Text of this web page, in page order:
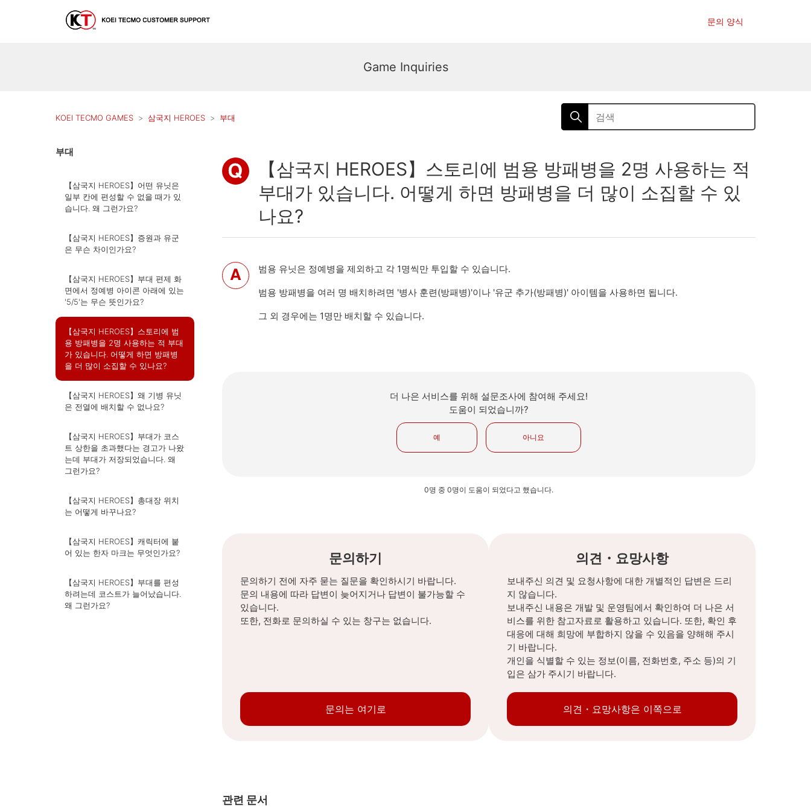
문의 양식
Game Inquiries
KOEI TECMO GAMES 삼국지 HEROES 부대
부대
【삼국지 HEROES】어떤 유닛은
일부 칸에 편성할 수 없을 때가 있
습니다. 왜 그런가요?
【삼국지 HEROES】증원과 유군
은 무슨 차이인가요?
【삼국지 HEROES】부대 편제 화
면에서 정예병 아이콘 아래에 있는
'5/5'는 무슨 뜻인가요?
【삼국지 HEROES】스토리에 범
용 방패병을 2명 사용하는 적 부대
가 있습니다. 어떻게 하면 방패병
을 더 많이 소집할 수 있나요?
【삼국지 HEROES】왜 기병 유닛
은 전열에 배치할 수 없나요?
【삼국지 HEROES】부대가 코스
트 상한을 초과했다는 경고가 나왔
는데 부대가 저장되었습니다. 왜
그런가요?
【삼국지 HEROES】총대장 위치
는 어떻게 바꾸나요?
【삼국지 HEROES】캐릭터에 붙
어 있는 한자 마크는 무엇인가요?
【삼국지 HEROES】부대를 편성
하려는데 코스트가 늘어났습니다.
왜 그런가요?
【삼국지 HEROES】스토리에 범용 방패병을 2명 사용하는 적
부대가 있습니다. 어떻게 하면 방패병을 더 많이 소집할 수 있
나요?
범용 유닛은 정예병을 제외하고 각 1명씩만 투입할 수 있습니다.
범용 방패병을 여러 명 배치하려면 '병사 훈련(방패병)'이나 '유군 추가(방패병)' 아이템을 사용하면 됩니다.
그 외 경우에는 1명만 배치할 수 있습니다.
더 나은 서비스를 위해 설문조사에 참여해 주세요!
도움이 되었습니까?
예 아니요
0명 중 0명이 도움이 되었다고 했습니다.
문의하기
문의하기 전에 자주 묻는 질문을 확인하시기 바랍니다.
문의 내용에 따라 답변이 늦어지거나 답변이 불가능할 수
있습니다.
또한, 전화로 문의하실 수 있는 창구는 없습니다.
문의는 여기로
의견・요망사항
보내주신 의견 및 요청사항에 대한 개별적인 답변은 드리
지 않습니다.
보내주신 내용은 개발 및 운영팀에서 확인하여 더 나은 서
비스를 위한 참고자료로 활용하고 있습니다. 또한, 확인 후
대응에 대해 희망에 부합하지 않을 수 있음을 양해해 주시
기 바랍니다.
개인을 식별할 수 있는 정보(이름, 전화번호, 주소 등)의 기
입은 삼가 주시기 바랍니다.
의견・요망사항은 이쪽으로
관련 문서